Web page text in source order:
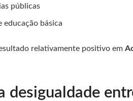
públicas
educação básica
relativamente positivo em
desigualdade